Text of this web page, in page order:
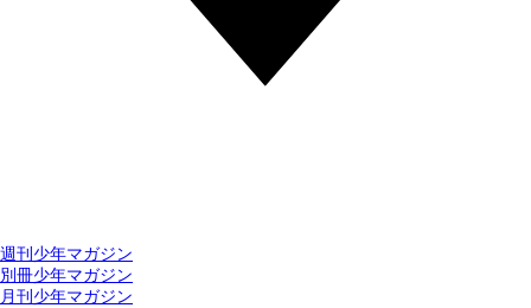
週刊少年マガジン
別冊少年マガジン
月刊少年マガジン